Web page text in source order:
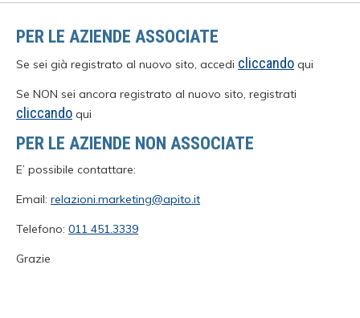
PER LE AZIENDE ASSOCIATE
Se sei già registrato al nuovo sito, accedi cliccando qui
Se NON sei ancora registrato al nuovo sito, registrati
cliccando qui
PER LE AZIENDE NON ASSOCIATE
E’ possibile contattare:
Email: relazioni.marketing@apito.it
Telefono: 011 451.3339
Grazie